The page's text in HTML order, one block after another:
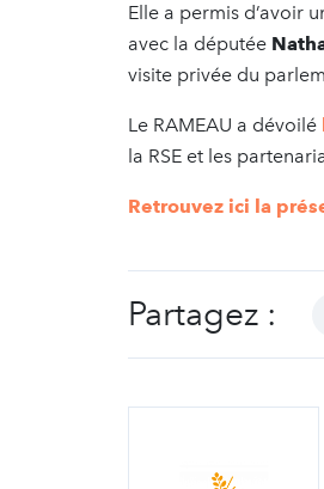
Elle a permis d’avoir
avec la députée
visite privée du
Le RAMEAU a dévoilé
la RSE et les
Retrouvez ici la
Partagez :